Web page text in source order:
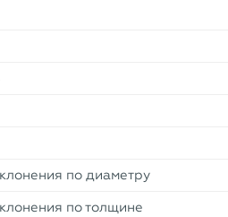
по диаметру
по толщине